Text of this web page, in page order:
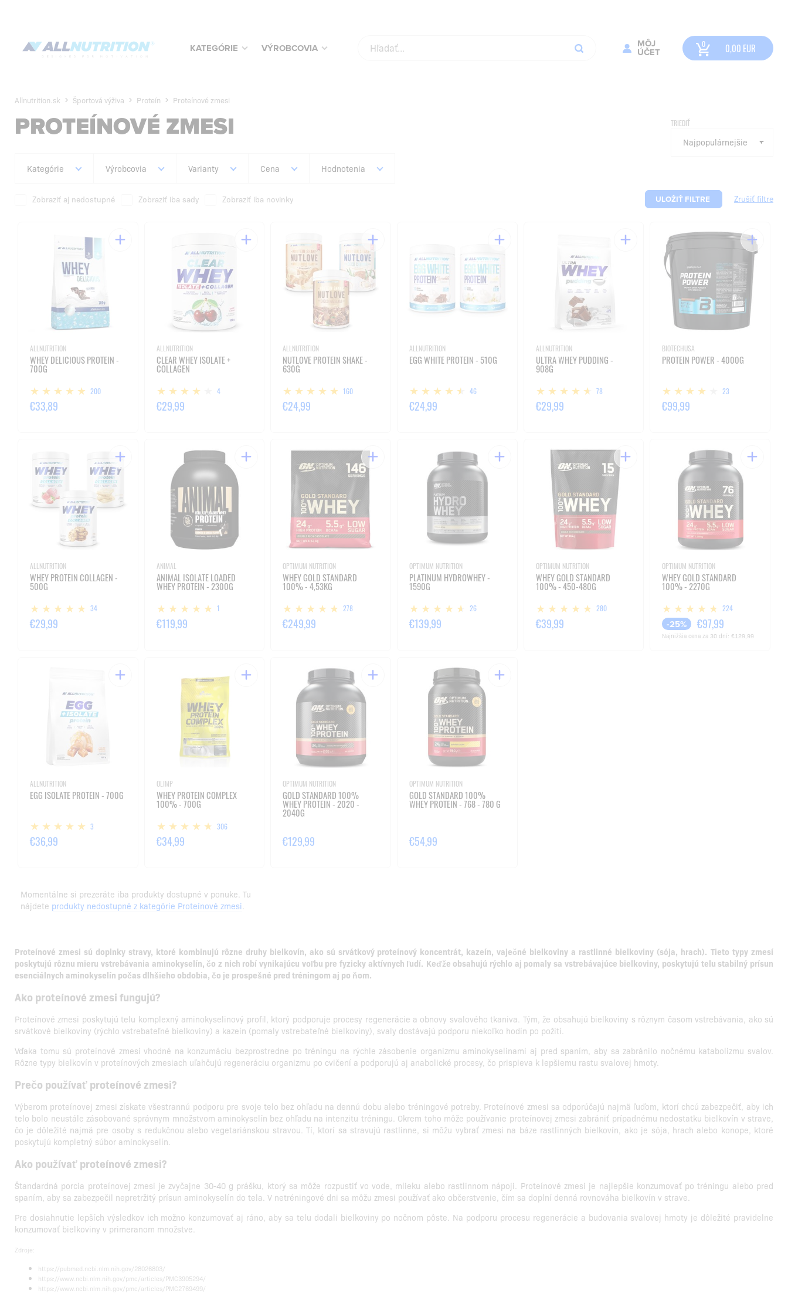
KATEGÓRIE VÝROBCOVIA
MÔJ
ÚČET
0,00 EUR
Allnutrition.sk Športová výživa Proteín Proteínové zmesi
PROTEÍNOVÉ ZMESI TRIEDIŤ
Kategórie Výrobcovia Varianty Cena Hodnotenia
Zobraziť aj nedostupné Zobraziť iba sady Zobraziť iba novinky ULOŽIŤ FILTRE
ALLNUTRITION
WHEY DELICIOUS PROTEIN -
700G
200
€33,89
ALLNUTRITION
CLEAR WHEY ISOLATE +
COLLAGEN
4
€29,99
ALLNUTRITION
NUTLOVE PROTEIN SHAKE -
630G
160
€24,99
ALLNUTRITION
EGG WHITE PROTEIN - 510G
46
€24,99
ALLNUTRITION
ULTRA WHEY PUDDING -
908G
78
€29,99
BIOTECHUSA
PROTEIN POWER - 4000G
23
€99,99
ALLNUTRITION
WHEY PROTEIN COLLAGEN -
500G
34
€29,99
ANIMAL
ANIMAL ISOLATE LOADED
WHEY PROTEIN - 2300G
1
€119,99
OPTIMUM NUTRITION
WHEY GOLD STANDARD
100% - 4,53KG
278
€249,99
OPTIMUM NUTRITION
PLATINUM HYDROWHEY -
1590G
26
€139,99
OPTIMUM NUTRITION
WHEY GOLD STANDARD
100% - 450-480G
280
€39,99
OPTIMUM NUTRITION
WHEY GOLD STANDARD
100% - 2270G
224
-25% €97,99
Najnižšia cena za 30 dní: €129,99
ALLNUTRITION
EGG ISOLATE PROTEIN - 700G
3
€36,99
OLIMP
WHEY PROTEIN COMPLEX
100% - 700G
306
€34,99
OPTIMUM NUTRITION
GOLD STANDARD 100%
WHEY PROTEIN - 2020 -
2040G
€129,99
OPTIMUM NUTRITION
GOLD STANDARD 100%
WHEY PROTEIN - 768 - 780 G
€54,99
Momentálne si prezeráte iba produkty dostupné v ponuke. Tu
nájdete produkty nedostupné z kategórie Proteínové zmesi.
Proteínové zmesi sú doplnky stravy, ktoré kombinujú rôzne druhy bielkovín, ako sú srvátkový proteínový koncentrát, kazeín, vaječné bielkoviny a rastlinné bielkoviny (sója, hrach). Tieto typy zmesí
poskytujú rôznu mieru vstrebávania aminokyselín, čo z nich robí vynikajúcu voľbu pre fyzicky aktívnych ľudí. Keďže obsahujú rýchlo aj pomaly sa vstrebávajúce bielkoviny, poskytujú telu stabilný prísun
esenciálnych aminokyselín počas dlhšieho obdobia, čo je prospešné pred tréningom aj po ňom.
Ako proteínové zmesi fungujú?
Proteínové zmesi poskytujú telu komplexný aminokyselinový profil, ktorý podporuje procesy regenerácie a obnovy svalového tkaniva. Tým, že obsahujú bielkoviny s rôznym časom vstrebávania, ako sú
srvátkové bielkoviny (rýchlo vstrebateľné bielkoviny) a kazeín (pomaly vstrebateľné bielkoviny), svaly dostávajú podporu niekoľko hodín po požití.
Vďaka tomu sú proteínové zmesi vhodné na konzumáciu bezprostredne po tréningu na rýchle zásobenie organizmu aminokyselinami aj pred spaním, aby sa zabránilo nočnému katabolizmu svalov.
Rôzne typy bielkovín v proteínových zmesiach uľahčujú regeneráciu organizmu po cvičení a podporujú aj anabolické procesy, čo prispieva k lepšiemu rastu svalovej hmoty.
Prečo používať proteínové zmesi?
Výberom proteínovej zmesi získate všestrannú podporu pre svoje telo bez ohľadu na dennú dobu alebo tréningové potreby. Proteínové zmesi sa odporúčajú najmä ľuďom, ktorí chcú zabezpečiť, aby ich
telo bolo neustále zásobované správnym množstvom aminokyselín bez ohľadu na intenzitu tréningu. Okrem toho môže používanie proteínovej zmesi zabrániť prípadnému nedostatku bielkovín v strave,
čo je dôležité najmä pre osoby s redukčnou alebo vegetariánskou stravou. Tí, ktorí sa stravujú rastlinne, si môžu vybrať zmesi na báze rastlinných bielkovín, ako je sója, hrach alebo konope, ktoré
poskytujú kompletný súbor aminokyselín.
Ako používať proteínové zmesi?
Štandardná porcia proteínovej zmesi je zvyčajne 30-40 g prášku, ktorý sa môže rozpustiť vo vode, mlieku alebo rastlinnom nápoji. Proteínové zmesi je najlepšie konzumovať po tréningu alebo pred
spaním, aby sa zabezpečil nepretržitý prísun aminokyselín do tela. V netréningové dni sa môžu zmesi používať ako občerstvenie, čím sa doplní denná rovnováha bielkovín v strave.
Pre dosiahnutie lepších výsledkov ich možno konzumovať aj ráno, aby sa telu dodali bielkoviny po nočnom pôste. Na podporu procesu regenerácie a budovania svalovej hmoty je dôležité pravidelne
konzumovať bielkoviny v primeranom množstve.
Zdroje:
https://pubmed.ncbi.nlm.nih.gov/28026803/
https://www.ncbi.nlm.nih.gov/pmc/articles/PMC3905294/
https://www.ncbi.nlm.nih.gov/pmc/articles/PMC2769499/